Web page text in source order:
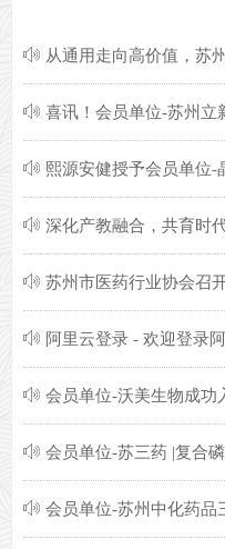
ꂗ
ꂗ
ꂗ
ꂗ
ꂗ 苏州市医药行业协会召
ꂗ
ꂗ
ꂗ
ꂗ